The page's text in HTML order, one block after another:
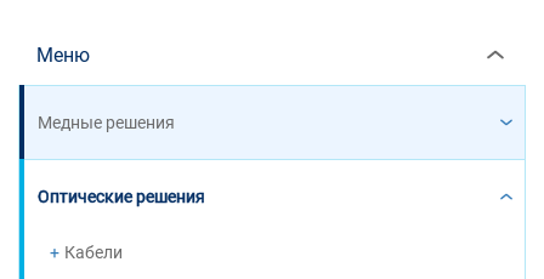
Тип оптического волокна OM4
Меню
Медные решения
Оптические решения
Кабели